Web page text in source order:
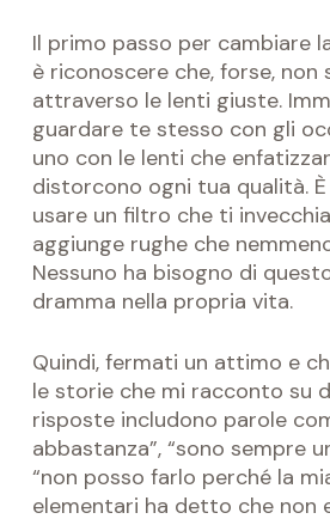
Il primo passo per cambiare
è riconoscere che, forse, non
attraverso le lenti giuste.
guardare te stesso con gli
uno con le lenti che
distorcono ogni tua qualità. È
usare un filtro che ti
aggiunge rughe che
Nessuno ha bisogno di
dramma nella propria vita.
Quindi, fermati un attimo e
le storie che mi racconto su
risposte includono parole
abbastanza”, “sono sempre
“non posso farlo perché la
elementari ha detto che non